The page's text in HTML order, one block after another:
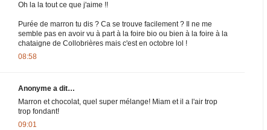
Oh la la tout ce que j'aime !!
Purée de marron tu dis ? Ca se trouve facilement ? Il ne me
semble pas en avoir vu à part à la foire bio ou bien à la foire à la
chataigne de Collobrières mais c'est en octobre lol !
08:58
Anonyme a dit…
Marron et chocolat, quel super mélange! Miam et il a l'air trop
trop fondant!
09:01